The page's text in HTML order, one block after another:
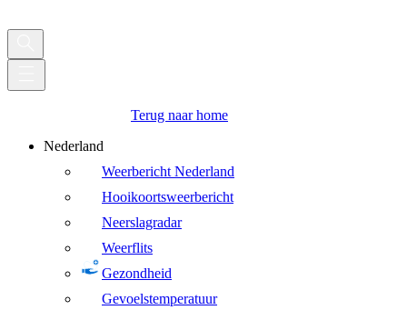
Terug naar home
Nederland
Weerbericht Nederland
Hooikoortsweerbericht
Neerslagradar
Weerflits
Gezondheid
Gevoelstemperatuur